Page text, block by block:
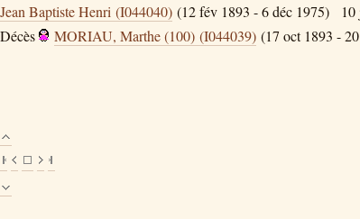
Jean Baptiste Henri (I044040) (12 fév 1893 - 6 déc 1975)
Décès
MORIAU, Marthe (100) (I044039) (17 oct 1893 -